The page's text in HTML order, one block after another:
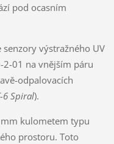
pod ocasním
výstražného UV
01 na vnějším páru
odpalovacích
6 Spiral).
kulometem typu
prostoru. Toto